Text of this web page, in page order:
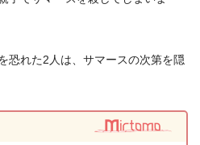
恐れた2人は、サマースの次第を隠